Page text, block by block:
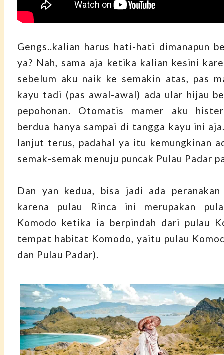
Gengs..kalian harus hati-hati dimanapun
ya? Nah, sama aja ketika kalian kesini
sebelum aku naik ke semakin atas, pas
kayu tadi (pas awal-awal) ada ular hijau
pepohonan. Otomatis mamer aku
berdua hanya sampai di tangga kayu ini
lanjut terus, padahal ya itu kemungkinan
semak-semak menuju puncak Pulau Padar
Dan yan kedua, bisa jadi ada
karena pulau Rinca ini merupakan
Komodo ketika ia berpindah dari pulau
tempat habitat Komodo, yaitu pulau
dan Pulau Padar).